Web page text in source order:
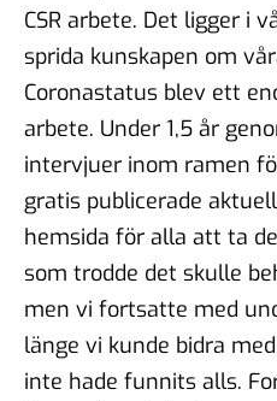
CSR arbete. Det ligger i
sprida kunskapen om
Coronastatus blev ett
arbete. Under 1,5 år
intervjuer inom ramen
gratis publicerade
hemsida för alla att ta
som trodde det skulle
men vi fortsatte med
länge vi kunde bidra
inte hade funnits alls.